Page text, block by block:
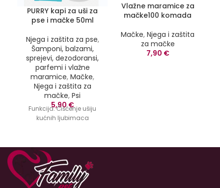
PURRY kapi za uši za
pse i mačke 50ml
Njega i zaštita za pse,
Šamponi, balzami,
sprejevi, dezodoransi,
parfemi i vlažne
maramice, Mačke,
Njega i zaštita za
mačke, Psi
5,90€
Funkcija:Čišćenje ušiju
kućnih ljubimaca
Vlažne maramice za
mačke100 komada
Mačke, Njega i zaštita
za mačke
7,90 €